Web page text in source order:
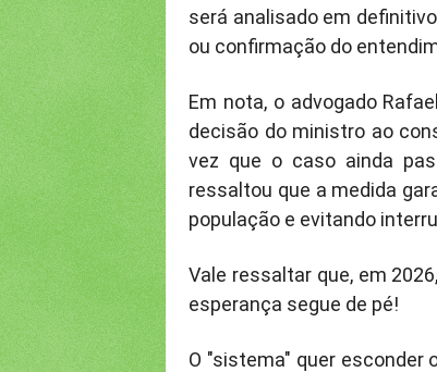
será analisado em
ou confirmação do
Em nota, o advogado
decisão do ministro ao
vez que o caso ainda
ressaltou que a medida
população e evitando
Vale ressaltar que, em
esperança segue de pé!
O "sistema" quer esconder